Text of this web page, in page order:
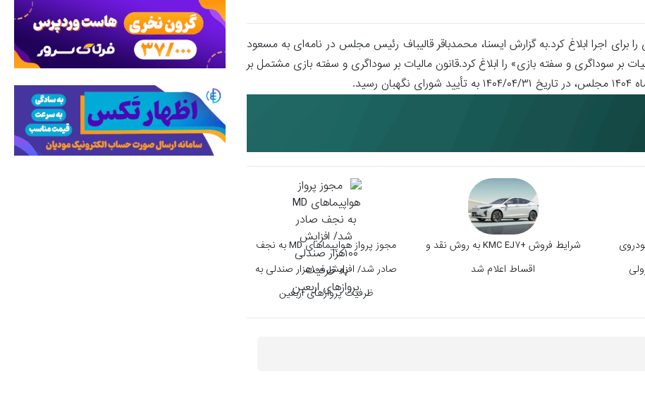
اجرا ابلاغ کرد.به گزارش ایسنا، محمدباقر قالیباف رئیس مجلس در نامه‌ای به مسعود
۱۲۳ قانون اساسی، «قانون مالیات بر سوداگری و سفته بازی» را ابلاغ کرد.قانون مالیات بر سوداگری و سفته بازی مشتمل بر
شرایط فروش +KMC EJ۷ به روش نقد و
اقساط اعلام شد
مجوز پرواز هواپیماهای MD به نجف
صادر شد/ افزایش ۱۰۰هزار صندلی به
ظرفیت پروازهای اربعین